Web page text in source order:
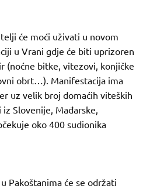
će moći uživati u novom
u Vrani gdje će biti uprizoren
(noćne bitke, vitezovi, konjičke
obrt…). Manifestacija ima
uz velik broj domaćih viteških
Slovenije, Mađarske,
oko 400 sudionika
Pakoštanima će se održati